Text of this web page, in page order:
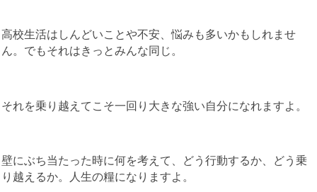
高校生活はしんどいことや不安、悩みも多いかもしれませ
ん。でもそれはきっとみんな同じ。
それを乗り越えてこそ一回り大きな強い自分になれますよ。
壁にぶち当たった時に何を考えて、どう行動するか、どう乗
り越えるか。人生の糧になりますよ。